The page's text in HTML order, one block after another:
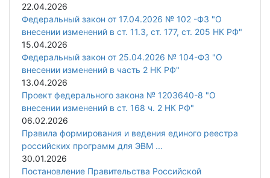
22.04.2026
Федеральный закон от 17.04.2026 № 102 -ФЗ "О
внесении изменений в ст. 11.3, ст. 177, ст. 205 НК РФ"
15.04.2026
Федеральный закон от 25.04.2026 № 104-ФЗ "О
внесении изменений в часть 2 НК РФ"
13.04.2026
Проект федерального закона № 1203640-8 "О
внесении изменений в ст. 168 ч. 2 НК РФ"
06.02.2026
Правила формирования и ведения единого реестра
российских программ для ЭВМ ...
30.01.2026
Постановление Правительства Российской